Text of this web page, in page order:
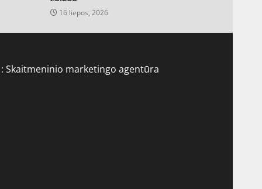
16 liepos, 2026
:Skaitmeninio marketingo agentūra